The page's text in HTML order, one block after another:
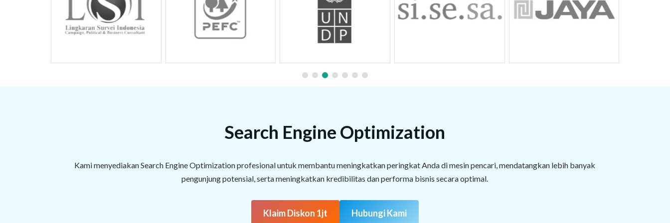
Search Engine Optimization
Kami menyediakan Search Engine Optimization profesional untuk membantu meningkatkan peringkat Anda di mesin pencari, mendatangkan lebih banyak
pengunjung potensial, serta meningkatkan kredibilitas dan performa bisnis secara optimal.
Klaim Diskon 1jt Hubungi Kami